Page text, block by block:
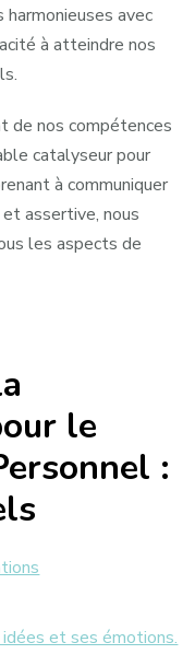
avec
à atteindre nos
de nos compétences
catalyseur pour
à communiquer
assertive, nous
les aspects de
le
:
et ses émotions.